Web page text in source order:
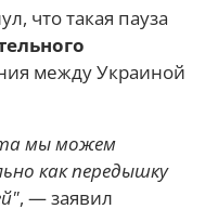
что такая пауза
между Украиной
мы можем
как передышку
, — заявил